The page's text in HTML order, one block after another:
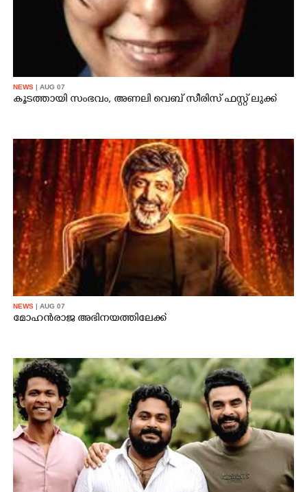
NEWS | AUG 07
കൂടത്തായി സംഭവം, അണലി വെബ് സീരിസ് ഫസ്റ്റ് ലുക്ക്
NEWS | AUG 07
മോഹൻരാജ അഭിനയത്തിലേക്ക്